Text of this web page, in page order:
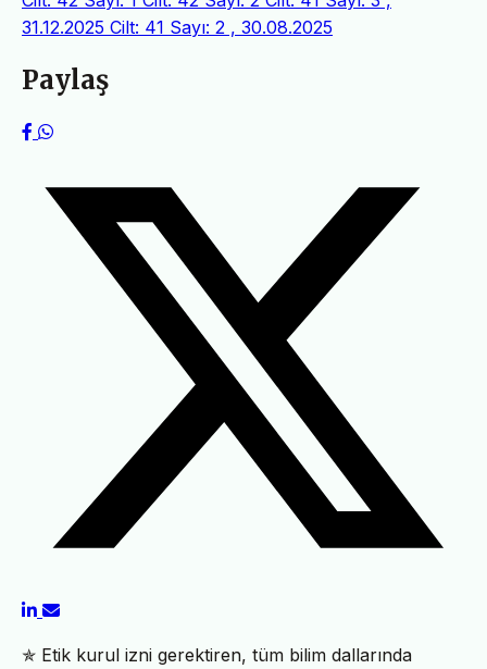
31.12.2025 Cilt: 41 Sayı: 2 , 30.08.2025
Paylaş
✯ Etik kurul izni gerektiren, tüm bilim dallarında